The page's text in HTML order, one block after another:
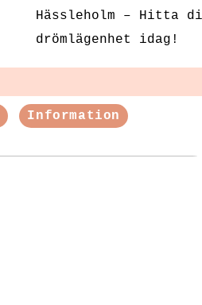
Hässleholm – Hitta
drömlägenhet idag!
Information